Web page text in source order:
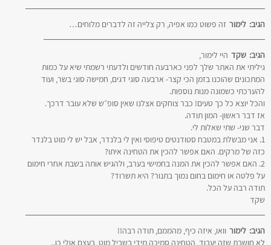
לימור הגיב: זה פשוט כמו אפיה, רק צלייה זה לדברים מלוחים…
שקד הגיב:
היי לימור,
גיליתי את האתר שלך לפני כארבעה חודשים ולדעתי רשמתי שיא על כמות
המתכונים שהוכנו בזמן הכי קצר- ארבעה סוגי דגים, חמישה סוגי בשר, ועוד
להערכתי כשמונה מנות נוספות.
והכל יוצא כל כך טעים! כבר צוחקים אצלנו שאין סופ״ש שלא עובר דרכך.
אז דבר ראשון- המון תודה.
דבר שני- שתי שאלות לי.
1. אני מבשלת במטבח סטודנטים טיפוסי ואין לי בלנדר, אבל יש לי מוט בלנדר
כזה של מרקים. האם אפשר להכין את הטחינה איתו?
2. האם אפשר להכין את המנה בחמישי בערב, ולהגיש אותה בשבת אחרי חימום
על פלטה או חימום בחום נמוך בתנור? היא תשרוד?
תודה רבה על הכל.
שקד
לימור הגיב:
וואו, איזה כיף, מהממם, תודה רבה!!